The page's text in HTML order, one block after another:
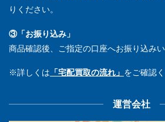
りください。
③「お振り込み」
商品確認後、ご指定の口座へお振り込みい
※詳しくは 「宅配買取の流れ」 をご確認く
運営会社